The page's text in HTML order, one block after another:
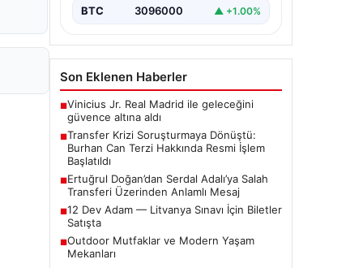
iddialar nedeniyle…
BTC 3096000 ▲ +1.00%
Son Eklenen Haberler
■Vinicius Jr. Real Madrid ile geleceğini
güvence altına aldı
■Transfer Krizi Soruşturmaya Dönüştü:
Burhan Can Terzi Hakkında Resmi İşlem
Başlatıldı
■Ertuğrul Doğan’dan Serdal Adalı’ya Salah
Transferi Üzerinden Anlamlı Mesaj
■12 Dev Adam — Litvanya Sınavı İçin Biletler
Satışta
■Outdoor Mutfaklar ve Modern Yaşam
Mekanları